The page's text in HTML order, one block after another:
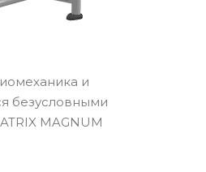
и
безусловными
MAGNUM